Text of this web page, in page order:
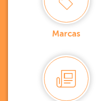
Marcas